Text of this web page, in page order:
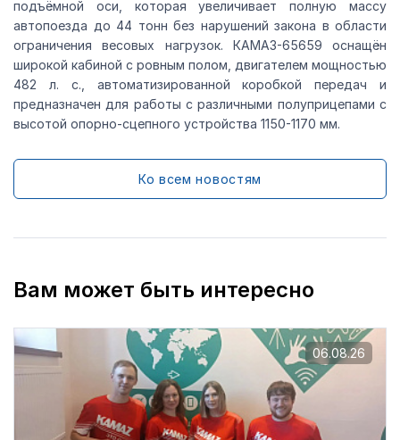
подъёмной оси, которая увеличивает полную массу
автопоезда до 44 тонн без нарушений закона в области
ограничения весовых нагрузок. КАМАЗ-65659 оснащён
широкой кабиной с ровным полом, двигателем мощностью
482 л. с., автоматизированной коробкой передач и
предназначен для работы с различными полуприцепами с
высотой опорно-сцепного устройства 1150-1170 мм.
Ко всем новостям
Вам может быть интересно
06.08.26